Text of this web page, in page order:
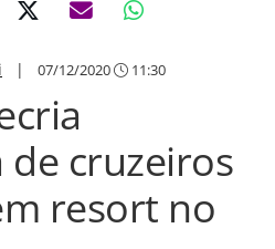
| 07/12/2020 11:30
cruzeiros
resort no